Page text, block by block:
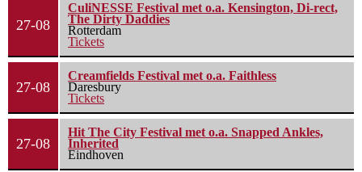
27-08
CuliNESSE Festival met o.a. Kensington, Di-rect,
The Dirty Daddies
Rotterdam
Tickets
27-08
Creamfields Festival met o.a. Faithless
Daresbury
Tickets
27-08
Hit The City Festival met o.a. Snapped Ankles,
Inherited
Eindhoven